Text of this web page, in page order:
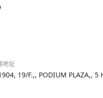
地址
19/F.,, PODIUM PLAZA,, 5